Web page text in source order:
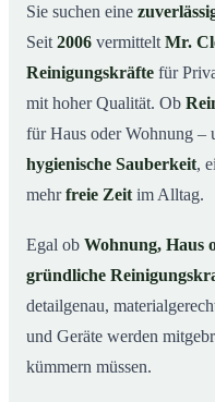
03Warum eine
04So läuft die Buchung
05Typische Anlässe für
07Jetzt
08So einfach buchen
Sie suchen eine
Seit 2006 vermittelt Mr.
Reinigungskräfte für
mit hoher Qualität. Ob
für Haus oder Wohnung –
hygienische Sauberkeit,
mehrfreie Zeit im Alltag.
Egal ob Wohnung, Haus
gründliche
detailgenau,
und Geräte werden
kümmern müssen.